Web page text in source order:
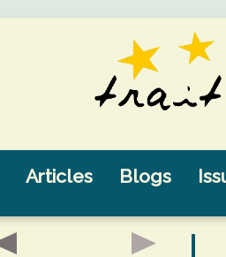
Articles Blogs